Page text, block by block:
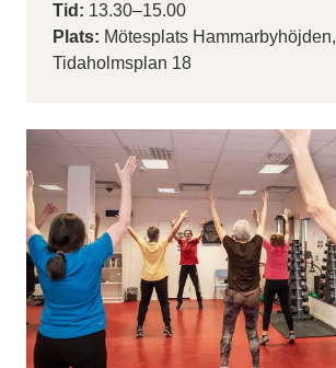
Tid: 13.30–15.00
Plats: Mötesplats Hammarbyhöjden,
Tidaholmsplan 18